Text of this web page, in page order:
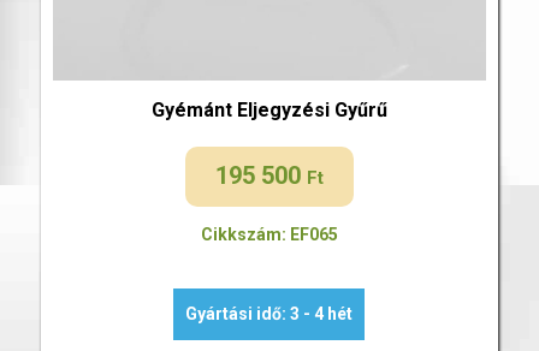
Gyémánt Eljegyzési Gyűrű
195 500 Ft
Cikkszám: EF065
Gyártási idő: 3 - 4 hét